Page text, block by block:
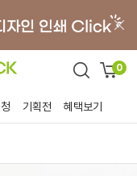
0
기획전 혜택보기